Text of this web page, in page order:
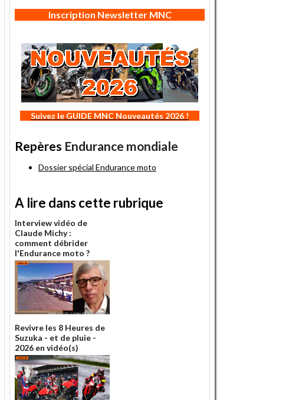
Inscription Newsletter MNC
Suivez le GUIDE MNC Nouveautés 2026 !
Repères Endurance mondiale
Dossier spécial Endurance moto
A lire dans cette rubrique
Interview vidéo de
Claude Michy :
comment débrider
l'Endurance moto ?
Revivre les 8 Heures de
Suzuka - et de pluie -
2026 en vidéo(s)